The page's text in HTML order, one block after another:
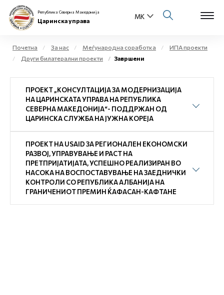
Физички лица
Бизнис заедница
Е-Царина
Open
Медиа центар
Република Северна Македонија
Царинска управа
Почетна За нас Меѓународна соработка
ИПА проекти
Други билатерални проекти
Завршени
ПРОЕКТ „КОНСУЛТАЦИЈА ЗА МОДЕРНИЗАЦИЈА
НА ЦАРИНСКАТА УПРАВА НА РЕПУБЛИКА
СЕВЕРНА МАКЕДОНИЈА“- ПОДДРЖАН ОД
ЦАРИНСКА СЛУЖБА НА ЈУЖНА КОРЕЈА
ПРОЕКТ НА USAID ЗА РЕГИОНАЛЕН ЕКОНОМСКИ
РАЗВОЈ, УПРАВУВАЊЕ И РАСТ НА
ПРЕТПРИЈАТИЈАТА, УСПЕШНО РЕАЛИЗИРАН ВО
НАСОКА НА ВОСПОСТАВУВАЊЕ НА ЗАЕДНИЧКИ
КОНТРОЛИ СО РЕПУБЛИКА АЛБАНИЈА НА
ГРАНИЧЕНИОТ ПРЕМИН ЌАФАСАН-КАФТАНЕ